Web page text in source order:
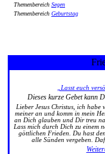
Themenbereich Segen
Themenbereich Geburtstag
„Lasst euch
Dieses kurze Gebet kann
Lieber Jesus Christus, ich
meiner an und komm in mein
an Dich glauben und Dir treu
Lass mich durch Dich zu einem
göttlichen Frieden. Du hast
alle Sünden vergeben.